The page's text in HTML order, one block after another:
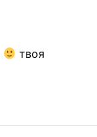
твоя